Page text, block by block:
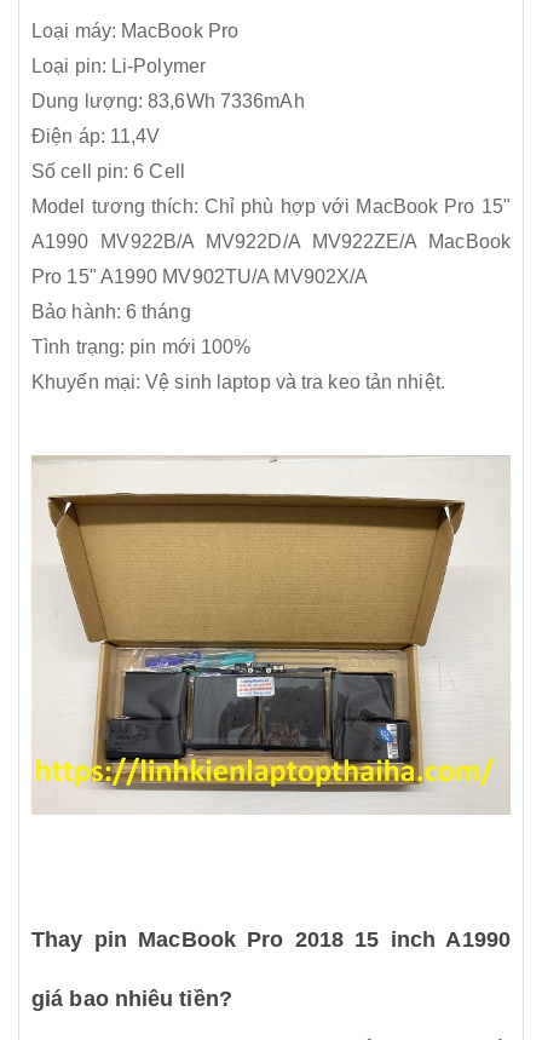
Loại máy: MacBook Pro
Loại pin: Li-Polymer
Dung lượng: 83,6Wh 7336mAh
Điện áp: 11,4V
Số cell pin: 6 Cell
Model tương thích: Chỉ phù hợp với MacBook Pro 15"
A1990 MV922B/A MV922D/A MV922ZE/A MacBook
Pro 15" A1990 MV902TU/A MV902X/A
Bảo hành: 6 tháng
Tình trạng: pin mới 100%
Khuyến mại: Vệ sinh laptop và tra keo tản nhiệt.
Thay pin MacBook Pro 2018 15 inch A1990
giá bao nhiêu tiền?